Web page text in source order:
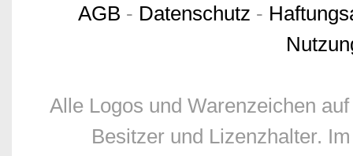
AGB - Datenschutz -
Alle Logos und Warenzeichen
Besitzer und Lizenzhalter.